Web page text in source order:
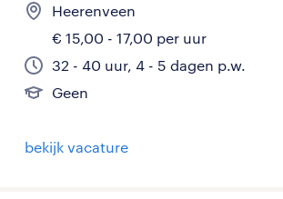
Heerenveen
€ 15,00 - 17,00 per uur
32 - 40 uur, 4 - 5 dagen p.w.
Geen
bekijk vacature